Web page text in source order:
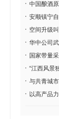
中国酿酒
安顺镇宁
空间升级
华中公司
国家带量
“江西风景
与共青城
以高产品